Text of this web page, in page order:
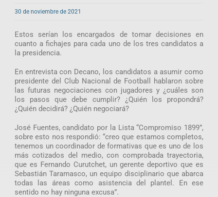
30 de noviembre de 2021
Estos serían los encargados de tomar decisiones en
cuanto a fichajes para cada uno de los tres candidatos a
la presidencia.
En entrevista con Decano, los candidatos a asumir como
presidente del Club Nacional de Football hablaron sobre
las futuras negociaciones con jugadores y ¿cuáles son
los pasos que debe cumplir? ¿Quién los propondrá?
¿Quién decidirá? ¿Quién negociará?
José Fuentes, candidato por la Lista “Compromiso 1899”,
sobre esto nos respondió: “creo que estamos completos,
tenemos un coordinador de formativas que es uno de los
más cotizados del medio, con comprobada trayectoria,
que es Fernando Curutchet, un gerente deportivo que es
Sebastián Taramasco, un equipo disciplinario que abarca
todas las áreas como asistencia del plantel. En ese
sentido no hay ninguna excusa”.